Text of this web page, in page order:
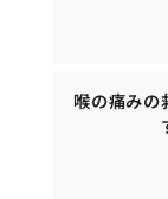
喉の痛みの